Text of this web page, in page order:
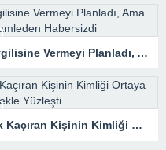
Eşi Onu Çaresiz Sanıp Evini Sevgilisine Vermeyi Planladı, Ama Yatakta Sessizce Hazırladığı Son Hamleden Habersizdi
Babasının Yeni Aşklarını Tek Tek Kaçıran Kişinin Kimliği Ortaya Çıkınca Aile Yıllardır Saklanan Gerçekle Yüzleşti